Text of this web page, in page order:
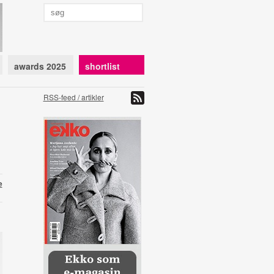
awards 2025 shortlist
RSS-feed / artikler